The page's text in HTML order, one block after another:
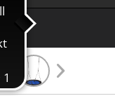
Sale %